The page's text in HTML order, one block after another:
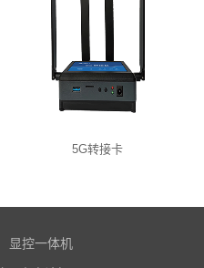
5G转接卡
显控一体机